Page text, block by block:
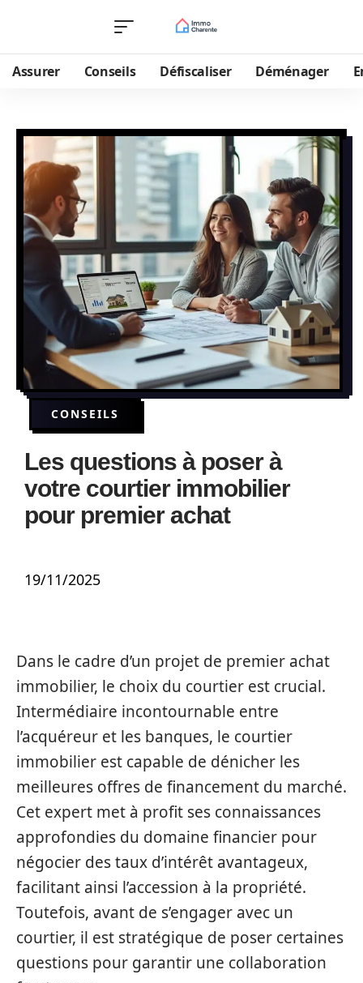
Assurer Conseils Défiscaliser Déménager
CONSEILS
Les questions à poser à
votre courtier immobilier
pour premier achat
19/11/2025
Dans le cadre d’un projet de premier achat
immobilier, le choix du courtier est crucial.
Intermédiaire incontournable entre
l’acquéreur et les banques, le courtier
immobilier est capable de dénicher les
meilleures offres de financement du marché.
Cet expert met à profit ses connaissances
approfondies du domaine financier pour
négocier des taux d’intérêt avantageux,
facilitant ainsi l’accession à la propriété.
Toutefois, avant de s’engager avec un
courtier, il est stratégique de poser certaines
questions pour garantir une collaboration